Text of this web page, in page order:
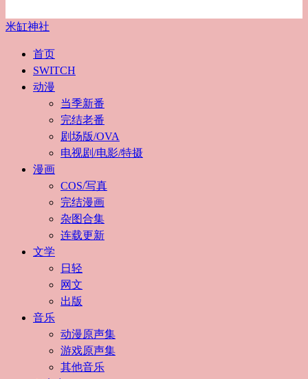
米缸神社
首页
SWITCH
动漫
当季新番
完结老番
剧场版/OVA
电视剧/电影/特摄
漫画
COS/写真
完结漫画
杂图合集
连载更新
文学
日轻
网文
出版
音乐
动漫原声集
游戏原声集
其他音乐